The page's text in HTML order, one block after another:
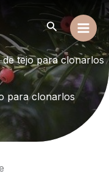
Buscar
de tejo para clonarlos
para clonarlos